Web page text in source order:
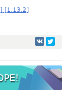
[1.13.2]